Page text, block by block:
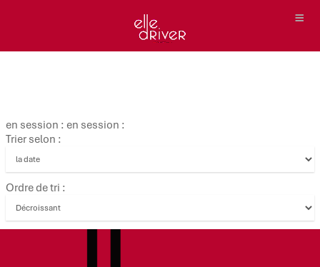
en session : en session :
Trier selon :
Ordre de tri :